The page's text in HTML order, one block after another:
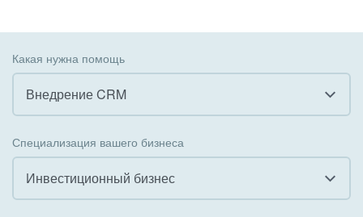
Какая нужна помощь
Внедрение CRM
Внедрение КЭДО
Специализация вашего бизнеса
Инвестиционный бизнес